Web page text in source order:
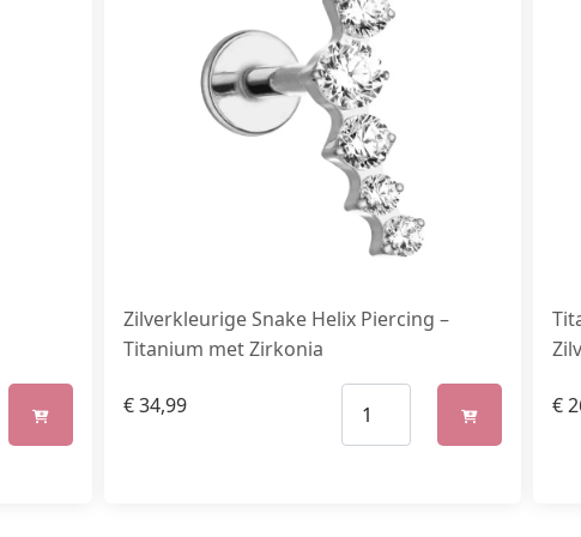
Zilverkleurige Snake Helix Piercing –
Titanium met Zirkonia
€34,99 €